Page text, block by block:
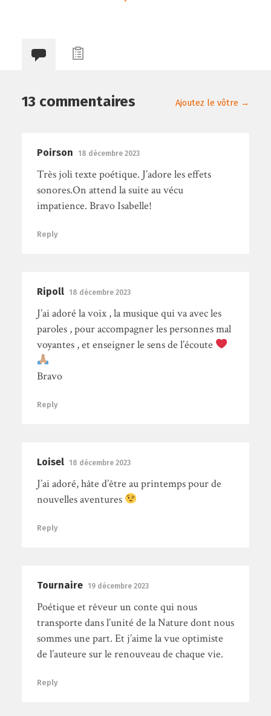
13 commentaires Ajoutez le vôtre →
Poirson 18 décembre 2023
Très joli texte poétique. J’adore les effets
sonores.On attend la suite au vécu
impatience. Bravo Isabelle!
Reply
Ripoll 18 décembre 2023
J’ai adoré la voix , la musique qui va avec les
paroles , pour accompagner les personnes mal
voyantes , et enseigner le sens de l’écoute
Bravo
Reply
Loisel 18 décembre 2023
J’ai adoré, hâte d’être au printemps pour de
nouvelles aventures
Reply
Tournaire 19 décembre 2023
Poétique et rêveur un conte qui nous
transporte dans l’unité de la Nature dont nous
sommes une part. Et j’aime la vue optimiste
de l’auteure sur le renouveau de chaque vie.
Reply